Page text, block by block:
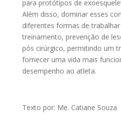
para protótipos de
Além disso, dominar esses
diferentes formas de
treinamento, prevenção de
pós cirúrgico, permitindo um
fornecer uma vida mais
desempenho ao atleta.
Texto por: Me. Catiane Souza